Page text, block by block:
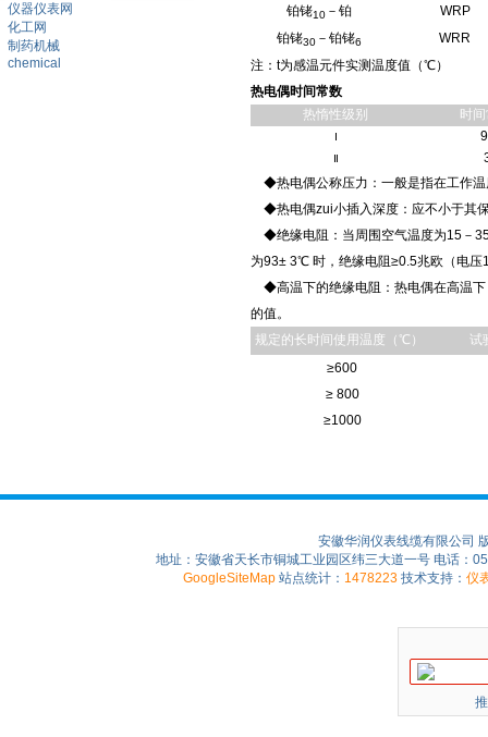
仪器仪表网
化工网
制药机械
chemical
铂铑10－铂
WRP
铂铑30－铂铑6
WRR
注：t为感温元件实测温度值（℃）
热电偶时间常数
热惰性级别
时
Ⅰ
Ⅱ
◆热电偶公称压力：一般是指在工作温
◆热电偶zui小插入深度：应不小于其
◆绝缘电阻：当周围空气温度为15－
为93± 3℃ 时，绝缘电阻≥0.5兆欧（电压
◆高温下的绝缘电阻：热电偶在高温下
的值。
规定的长时间使用温度（℃）
试
≥600
≥ 800
≥1000
安徽华润仪表线缆有限公司
地址：安徽省天长市铜城工业园区纬三大道一号 电话：
GoogleSiteMap 站点统计： 1478223 技术支持： 仪